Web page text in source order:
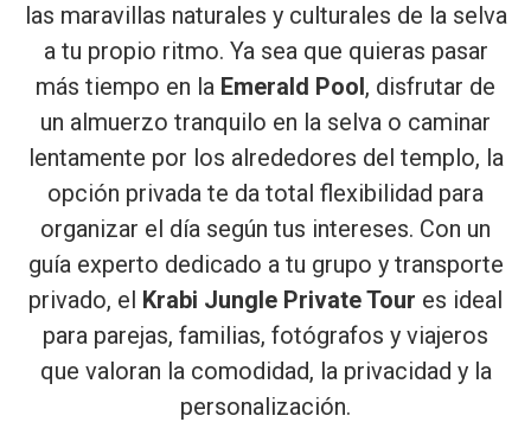
las maravillas naturales y culturales de la selva
a tu propio ritmo. Ya sea que quieras pasar
más tiempo en la Emerald Pool, disfrutar de
un almuerzo tranquilo en la selva o caminar
lentamente por los alrededores del templo, la
opción privada te da total flexibilidad para
organizar el día según tus intereses. Con un
guía experto dedicado a tu grupo y transporte
privado, el Krabi Jungle Private Tour es ideal
para parejas, familias, fotógrafos y viajeros
que valoran la comodidad, la privacidad y la
personalización.